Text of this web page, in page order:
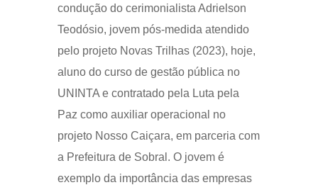
condução do cerimonialista Adrielson
Teodósio, jovem pós-medida atendido
pelo projeto Novas Trilhas (2023), hoje,
aluno do curso de gestão pública no
UNINTA e contratado pela Luta pela
Paz como auxiliar operacional no
projeto Nosso Caiçara, em parceria com
a Prefeitura de Sobral. O jovem é
exemplo da importância das empresas